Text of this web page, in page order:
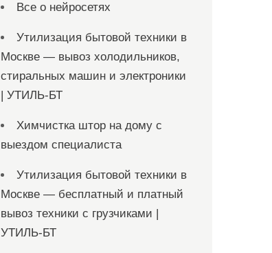
Все о нейросетях
Утилизация бытовой техники в
Москве — вывоз холодильников,
стиральных машин и электроники
| УТИЛЬ-БТ
Химчистка штор на дому с
выездом специалиста
Утилизация бытовой техники в
Москве — бесплатный и платный
вывоз техники с грузчиками |
УТИЛЬ-БТ